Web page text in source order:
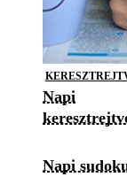
Napi
Napi